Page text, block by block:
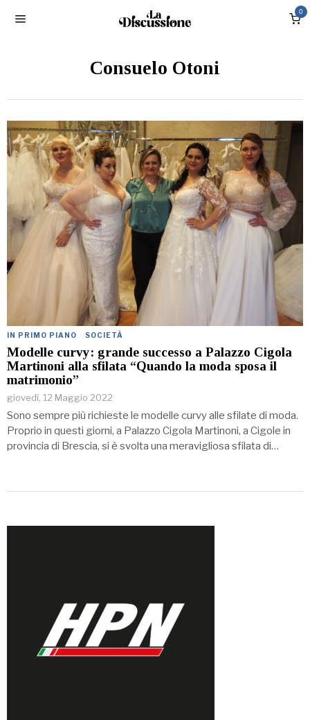
0
Consuelo Otoni
IN PRIMO PIANO · SOCIETÀ
Modelle curvy: grande successo a Palazzo Cigola
Martinoni alla sfilata “Quando la moda sposa il
matrimonio”
giovedì, 12 Maggio 2022
Sono sempre più richieste le modelle curvy alle sfilate di moda.
Proprio in questi giorni, a Palazzo Cigola Martinoni, a Cigole in
provincia di Brescia, si è svolta una meravigliosa sfilata di…